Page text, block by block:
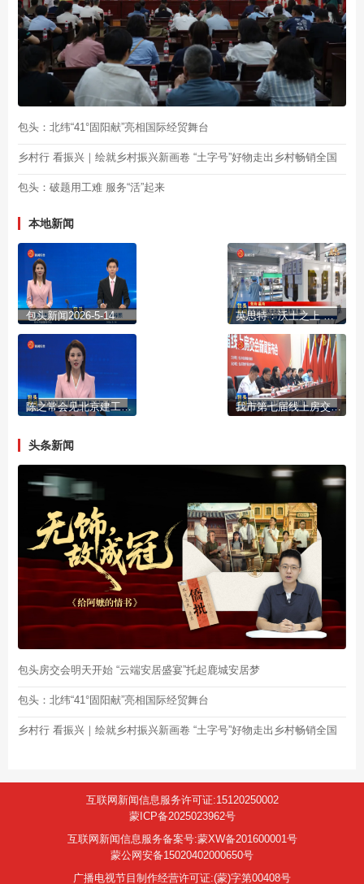
包头：北纬“41°固阳献”亮相国际经贸舞台
乡村行 看振兴｜绘就乡村振兴新画卷 “土字号”好物走出乡村畅销全国
包头：破题用工难 服务“活”起来
本地新闻
包头新闻2026-5-14 英思特：沃土之上 拔节生长
陈之常会见北京建工集团董事长路刚一行 我市第七届线上房交会15日启幕
头条新闻
包头房交会明天开始 “云端安居盛宴”托起鹿城安居梦
包头：北纬“41°固阳献”亮相国际经贸舞台
乡村行 看振兴｜绘就乡村振兴新画卷 “土字号”好物走出乡村畅销全国
互联网新闻信息服务许可证:15120250002
蒙ICP备2025023962号
互联网新闻信息服务备案号:蒙XW备201600001号
蒙公网安备15020402000650号
广播电视节目制作经营许可证:(蒙)字第00408号